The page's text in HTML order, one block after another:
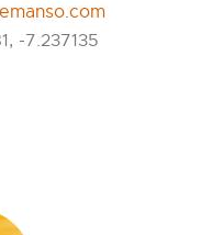
-7.237135